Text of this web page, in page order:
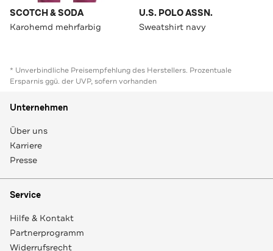
SCOTCH & SODA
Karohemd mehrfarbig
U.S. POLO ASSN.
Sweatshirt navy
* Unverbindliche Preisempfehlung des Herstellers. Prozentuale
Ersparnis ggü. der UVP, sofern vorhanden
Unternehmen
Über uns
Karriere
Presse
Service
Hilfe & Kontakt
Partnerprogramm
Widerrufsrecht